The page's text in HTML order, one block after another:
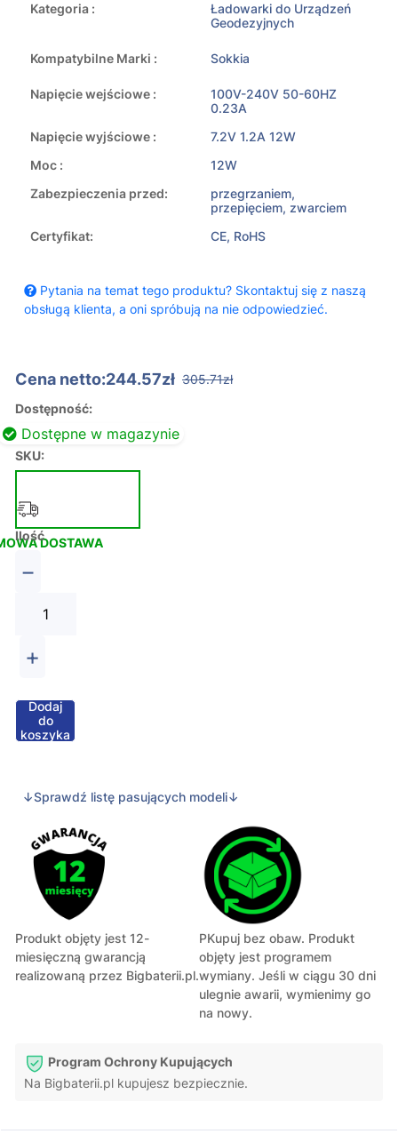
Kategoria :
Ładowarki do Urządzeń
Geodezyjnych
Kompatybilne Marki : Sokkia
Napięcie wejściowe :
100V-240V 50-60HZ
0.23A
Napięcie wyjściowe :
7.2V 1.2A 12W
Moc :
12W
Zabezpieczenia przed:
przegrzaniem,
przepięciem, zwarciem
Certyfikat:
CE, RoHS
Pytania na temat tego produktu? Skontaktuj się z naszą
obsługą klienta, a oni spróbują na nie odpowiedzieć.
Cena netto:244.57zł 305.71zł
Dostępność:
Dostępne w magazynie
SKU:
DOSTAWA
Ilość
−
+
Dodaj
do
koszyka
↓Sprawdź listę pasujących modeli↓
Produkt objęty jest 12-
miesięczną gwarancją
realizowaną przez Bigbaterii.pl.
PKupuj bez obaw. Produkt
objęty jest programem
wymiany. Jeśli w ciągu 30 dni
ulegnie awarii, wymienimy go
na nowy.
Program Ochrony Kupujących
Na Bigbaterii.pl kupujesz bezpiecznie.